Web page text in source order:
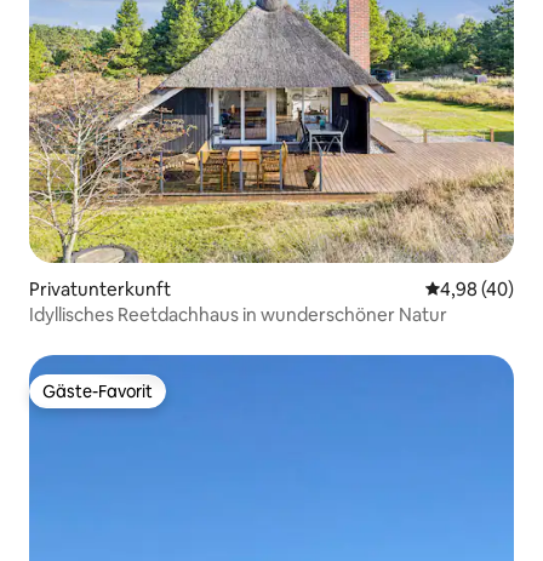
Privatunterkunft
4,98 (40)
Idyllisches Reetdachhaus in wunderschöner Natur
Gäste-Favorit
Gäste-Favorit